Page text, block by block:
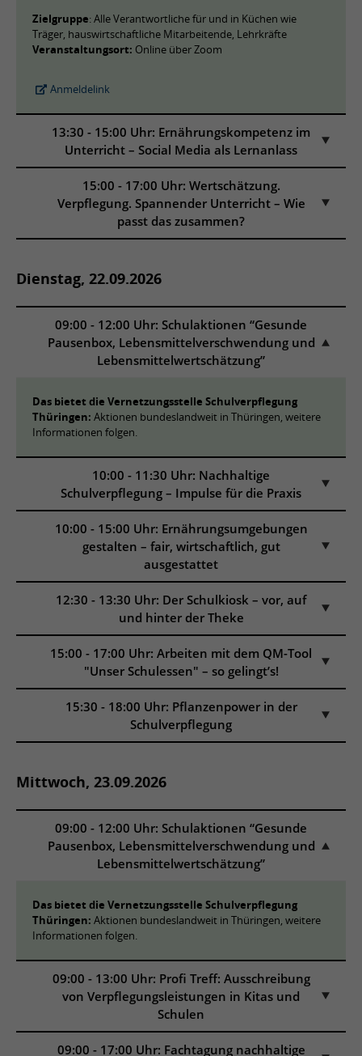
Zielgruppe: Alle Verantwortliche für und in Küchen wie
Träger, hauswirtschaftliche Mitarbeitende, Lehrkräfte
Veranstaltungsort: Online über Zoom
Anmeldelink
13:30 - 15:00 Uhr: Ernährungskompetenz im
Unterricht – Social Media als Lernanlass
15:00 - 17:00 Uhr: Wertschätzung.
Verpflegung. Spannender Unterricht – Wie
passt das zusammen?
Dienstag, 22.09.2026
09:00 - 12:00 Uhr: Schulaktionen “Gesunde
Pausenbox, Lebensmittelverschwendung und
Lebensmittelwertschätzung”
Das bietet die Vernetzungsstelle Schulverpflegung
Thüringen: Aktionen bundeslandweit in Thüringen, weitere
Informationen folgen.
10:00 - 11:30 Uhr: Nachhaltige
Schulverpflegung – Impulse für die Praxis
10:00 - 15:00 Uhr: Ernährungsumgebungen
gestalten – fair, wirtschaftlich, gut
ausgestattet
12:30 - 13:30 Uhr: Der Schulkiosk – vor, auf
und hinter der Theke
15:00 - 17:00 Uhr: Arbeiten mit dem QM-Tool
"Unser Schulessen" – so gelingt’s!
15:30 - 18:00 Uhr: Pflanzenpower in der
Schulverpflegung
Mittwoch, 23.09.2026
09:00 - 12:00 Uhr: Schulaktionen “Gesunde
Pausenbox, Lebensmittelverschwendung und
Lebensmittelwertschätzung”
Das bietet die Vernetzungsstelle Schulverpflegung
Thüringen: Aktionen bundeslandweit in Thüringen, weitere
Informationen folgen.
09:00 - 13:00 Uhr: Profi Treff: Ausschreibung
von Verpflegungsleistungen in Kitas und
Schulen
09:00 - 17:00 Uhr: Fachtagung nachhaltige